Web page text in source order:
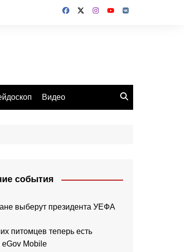
Видео
события
выберут президента УЕФА
питомцев теперь есть
eGov Mobile